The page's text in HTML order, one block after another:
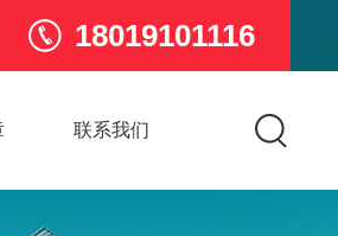
18019101116
联系我们